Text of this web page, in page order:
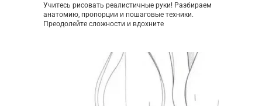
Учитесь рисовать реалистичные руки! Разбираем
анатомию, пропорции и пошаговые техники.
Преодолейте сложности и вдохните